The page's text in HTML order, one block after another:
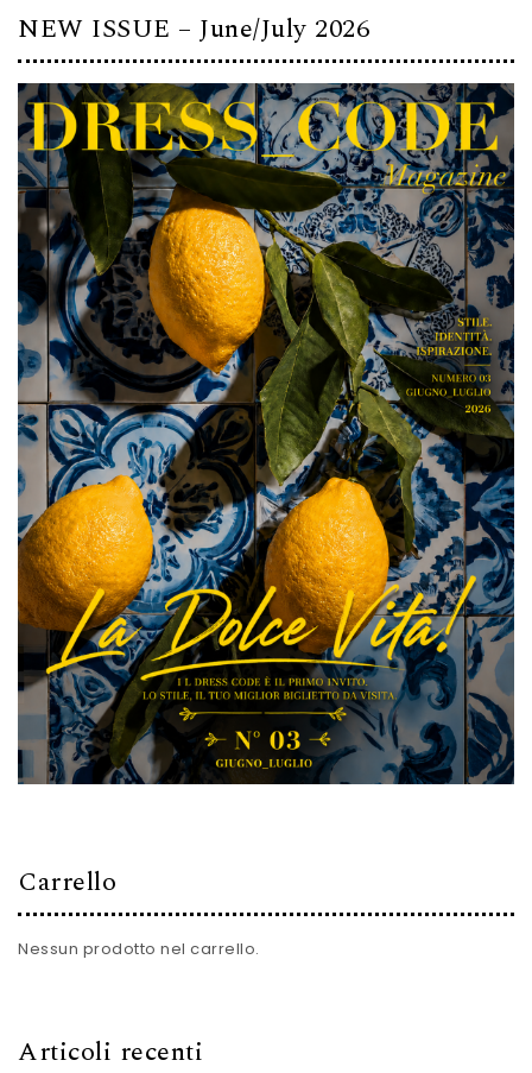
NEW ISSUE – June/July 2026
Carrello
Nessun prodotto nel carrello.
Articoli recenti